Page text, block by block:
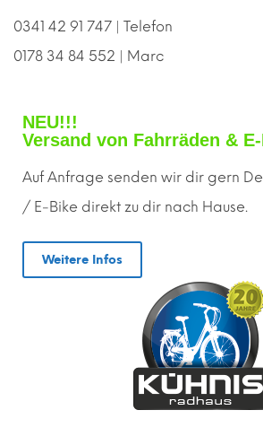
0341 42 91 747 | Telefon
0178 34 84 552 | Marc
NEU!!!
Versand von Fahrräden &
Auf Anfrage senden wir dir gern D
/ E-Bike direkt zu dir nach Hause.
Weitere Infos